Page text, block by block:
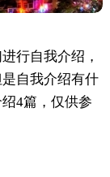
行自我介绍，
自我介绍有什
4篇，仅供参